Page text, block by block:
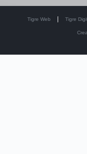
Tigre Web Tigre